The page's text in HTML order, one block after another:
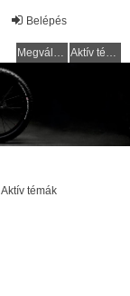
Belépés
Megválaszolatlan témák Aktív témák
Aktív témák